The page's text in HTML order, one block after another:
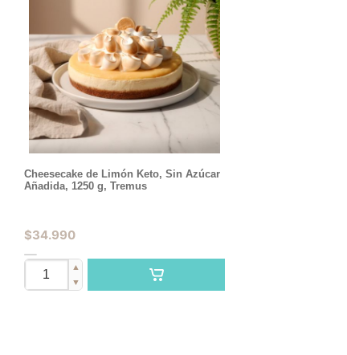
Cheesecake de Limón Keto, Sin Azúcar
Añadida, 1250 g, Tremus
$34.990
▲
▼